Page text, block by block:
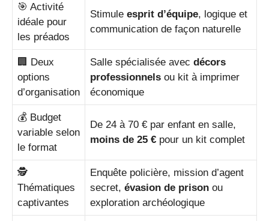
🎯 Activité
idéale pour
les préados
Stimule esprit d’équipe, logique et
communication de façon naturelle
🏢 Deux
options
d’organisation
Salle spécialisée avec décors
professionnels ou kit à imprimer
économique
💰 Budget
variable selon
le format
De 24 à 70 € par enfant en salle,
moins de 25 € pour un kit complet
🕵️
Thématiques
captivantes
Enquête policière, mission d’agent
secret, évasion de prison ou
exploration archéologique